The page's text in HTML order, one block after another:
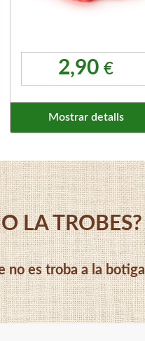
2,90€
Mostrar detalls
LA TROBES?
no es troba a la botiga